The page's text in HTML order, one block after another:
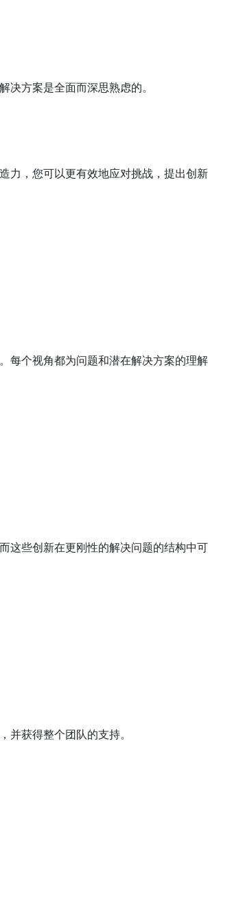
方案是全面而深思熟虑的。
力，您可以更有效地应对挑战，提出创新
每个视角都为问题和潜在解决方案的理解
这些创新在更刚性的解决问题的结构中可
获得整个团队的支持。